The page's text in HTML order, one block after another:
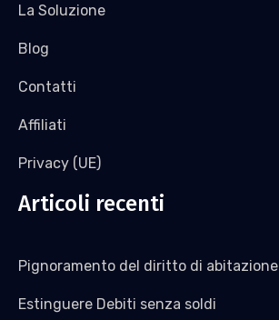
La Soluzione
Blog
Contatti
Affiliati
Privacy (UE)
Articoli recenti
Pignoramento del diritto di abitazione
Estinguere Debiti senza soldi